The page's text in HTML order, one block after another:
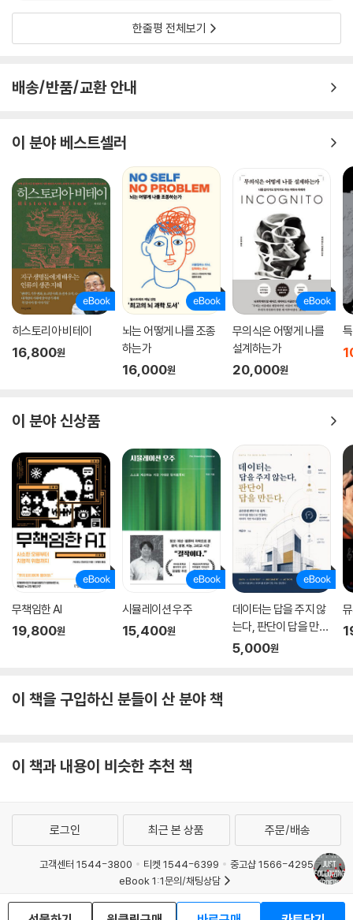
대한 분석과 통합을 통해 사회 현상을 파악할 수 있는 넓은 이해로 확장된
다. 즉 저자의 연구들은 집단학살이라는 이해할 수 없는 사건의 전모를 파
악하기 위한 일종의 패치워크와 같다. 예를 들어 집단학살이 발생한 르완
른 형태로 고백하는 예의 명령에 복종했다는 취지의 진술은 실험 결과가
의 책임감을 느낀다는 실험 결과는 책임 분산에 대한 기존 연구들과 상응
준다. 공감에 대한 연구 해설도 눈여겨볼 만한다. 명령을 받을 때 공감과 관
련한 뇌 활동의 감소는 인간이 외집단과 내집단에 차별적 공감을 보인다는
진화론과 사회심리학의 범주화 및 비인간화 연구 내용과 결합해 집단적 폭
력의 총체적 그림을 그릴 수 있게 한다.
신경학적 수준에서 복종의 메커니즘을 확인하려는 저자의 실험 의도에는
사회적 개입에 대한 고려가 이미 전제돼 있다. 복종에 의한 잔혹 행위가 ‘어
떻게’ 일어나는지 확인할 수 있다면 사회가 이를 예방할 수도 있기 때문이
다. 각각의 실험 결과는 명령을 거부할 수 있는 주체적 의지에 대한 힌트를
제공한다. 그에 더해 책은 실제 역사에서 부도덕한 명령을 거부하고 타인
을 도우려고 노력했던 이들도 소개하고 있다. 르완다 집단학살 당시 적극
할 수 있다.
우리 모두가 ‘괴물’이다
‘악의 평범성’에 대한 과학적 해답
“그들이 악마가 아니었다는 것이 악마적이다.”
유대인 철학자 한나 아렌트는 1961년 예루살렘에서 열린 재판에서 전범
아돌프 아이히만이 자신은 독일이라는 “기계의 작은 톱니바퀴 이에 불과
했다”며 명령에 따랐을 뿐이라는 주장을 반복하는 것을 보고 악의 평범성
개념을 제시한 바 있다. 수백만 명의 유대인 학살을 주도한 아이히만은 ‘괴
물’이나 ‘악마’가 아니라 윤리적 주체로서 사유하지 못한 무능한 인간에 불
과하다는 것이다. 악의 평범성 개념은 당시 아이히만과 전범들에게 면죄부
제에서 손쉽게 악인이 될 수 있다는 경고로 받아들이고 있다.
위해서는 강압적 명령에 따르지 않는 이가 있어야 했다. 하지만 불복종률
에밀리 캐스파의 연구를 악의 평범성에 대한 과학적 해답으로 느껴지게 한
다. 한나 아렌트가 말하고자 한 것과 같이 복종의 평범성은 인류에 대한 절
망적 진단이 아니다. 오랜 시간 집단을 형성해 문명을 발전시킨 인류는 자
연스럽게 내집단을 따르고 외집단을 배척하도록 진화해 왔다. 복종에 대한
신경과학적 결과를 경유한 저자 역시 부당한 명령에 굴복한 이들을 ‘악
한줄평 전체보기
배송/반품/교환 안내
이 분야 베스트셀러
히스토리아 비테이
16,800원
뇌는 어떻게 나를 조종
하는가
16,000원
무의식은 어떻게 나를
설계하는가
20,000원
이 분야 신상품
무책임한 AI
19,800원
시뮬레이션 우주
15,400원
데이터는 답을 주지 않
는다, 판단이 답을 만든
다.
5,000원
이 책을 구입하신 분들이 산 분야 책
이 책과 내용이 비슷한 추천 책
로그인 최근 본 상품 주문/배송
고객센터 1544-3800 티켓 1544-6399
중고샵 1566-4295
eBook 1:1문의/채팅상담
예스이십사(주) 사업자 정보